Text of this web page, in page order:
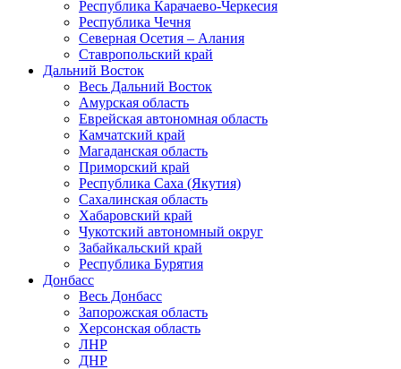
Республика Карачаево-Черкесия
Республика Чечня
Северная Осетия – Алания
Ставропольский край
Дальний Восток
Весь Дальний Восток
Амурская область
Еврейская автономная область
Камчатский край
Магаданская область
Приморский край
Республика Саха (Якутия)
Сахалинская область
Хабаровский край
Чукотский автономный округ
Забайкальский край
Республика Бурятия
Донбасс
Весь Донбасс
Запорожская область
Херсонская область
ЛНР
ДНР